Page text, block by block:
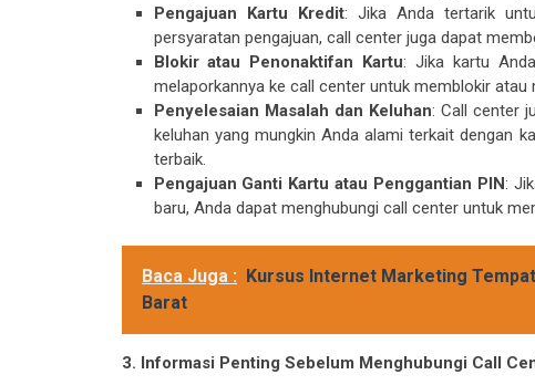
Pengajuan Kartu Kredit: Jika Anda tertarik
persyaratan pengajuan, call center juga dapat
Blokir atau Penonaktifan Kartu: Jika kartu
melaporkannya ke call center untuk memblokir
Penyelesaian Masalah dan Keluhan: Call center
keluhan yang mungkin Anda alami terkait dengan
terbaik.
Pengajuan Ganti Kartu atau Penggantian PIN:
baru, Anda dapat menghubungi call center untuk
Baca Juga : Kursus Internet Marketing
Barat
3. Informasi Penting Sebelum Menghubungi Call